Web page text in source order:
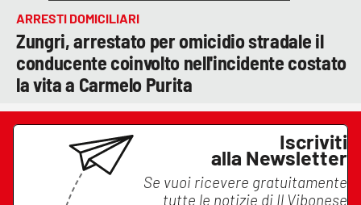
ARRESTI DOMICILIARI
Zungri, arrestato per omicidio stradale il
conducente coinvolto nell'incidente costato
la vita a Carmelo Purita
Iscriviti
alla Newsletter
Se vuoi ricevere gratuitamente
tutte le notizie di Il Vibonese